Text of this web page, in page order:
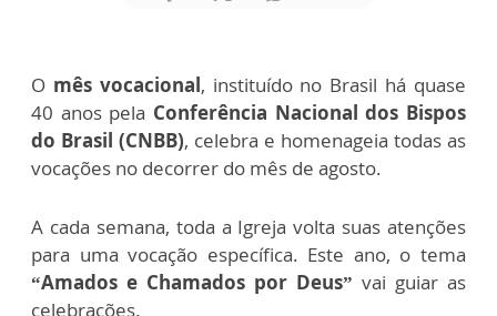
O mês vocacional, instituído no Brasil há quase
40 anos pela Conferência Nacional dos Bispos
do Brasil (CNBB), celebra e homenageia todas as
vocações no decorrer do mês de agosto.
A cada semana, toda a Igreja volta suas atenções
para uma vocação específica. Este ano, o tema
“Amados e Chamados por Deus” vai guiar as
celebrações.